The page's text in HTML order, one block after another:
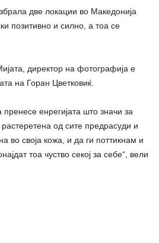
две локации во Македонија
позитивно и силно, а тоа се
директор на фотографија е
на Горан Цветковиќ.
пренесе енрегијата што значи за
од сите предрасуди и
во своја кожа, и да ги поттикнам и
тоа чуство секој за себе“, вели